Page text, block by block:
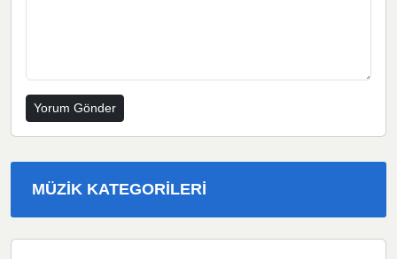
MÜZIK KATEGORILERI